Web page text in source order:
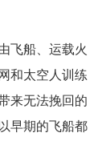
飞船、运载火
和太空人训练
来无法挽回的
早期的飞船都